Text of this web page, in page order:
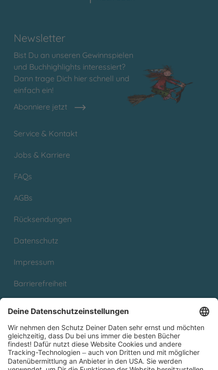
Newsletter
Bist Du an unseren Gewinnspielen
und Buchhighlights interessiert?
Dann trage Dich hier schnell und
einfach ein!
Abonniere jetzt
Service & Kontakt
Jobs & Karriere
FAQs
AGBs
Rücksendungen
Datenschutz
Impressum
Barrierefreiheit
Partnerprogramm (Affiliate)
Folge uns auf